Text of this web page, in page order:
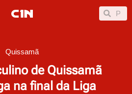
Search
Quissamã
de Quissamã
na final da Liga